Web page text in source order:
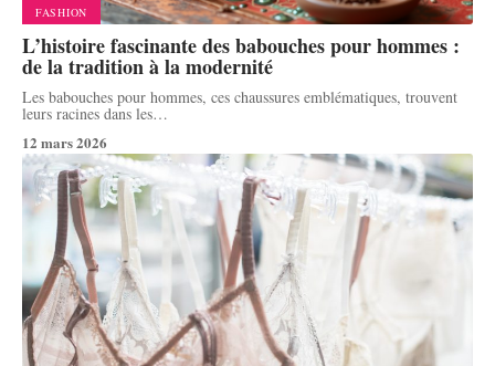
FASHION
L’histoire fascinante des babouches pour hommes :
de la tradition à la modernité
Les babouches pour hommes, ces chaussures emblématiques, trouvent
leurs racines dans les…
12 mars 2026